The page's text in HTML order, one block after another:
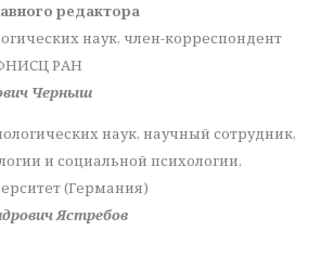
редактора
наук, член-корреспондент
РАН
Черныш
наук, научный сотрудник,
и социальной психологии,
(Германия)
Ястребов